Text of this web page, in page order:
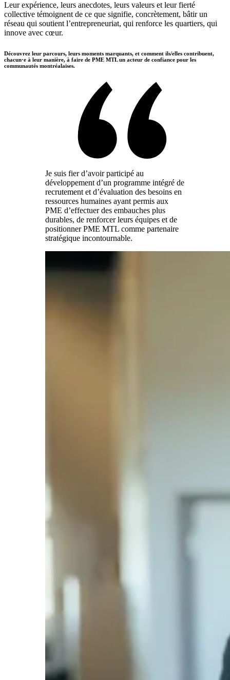
Leur expérience, leurs anecdotes, leurs valeurs et leur fierté
collective témoignent de ce que signifie, concrètement, bâtir un
réseau qui soutient l’entrepreneuriat, qui renforce les quartiers, qui
innove avec cœur.
Découvrez leur parcours, leurs moments marquants, et comment ils/elles contribuent,
chacun·e à leur manière, à faire de PME MTL un acteur de confiance pour les
communautés montréalaises.
Je suis fier d’avoir participé au
développement d’un programme intégré de
recrutement et d’évaluation des besoins en
ressources humaines ayant permis aux
PME d’effectuer des embauches plus
durables, de renforcer leurs équipes et de
positionner PME MTL comme partenaire
stratégique incontournable.